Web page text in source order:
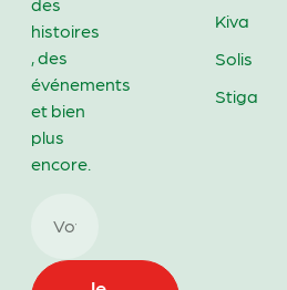
histoires
, des
événements
et bien
plus
encore.
Kiva
Solis
Stiga